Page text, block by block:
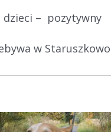
dzieci – pozytywny
w